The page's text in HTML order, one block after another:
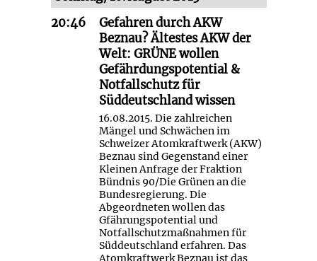
20:46
Gefahren durch AKW
Beznau? Ältestes AKW der
Welt: GRÜNE wollen
Gefährdungspotential &
Notfallschutz für
Süddeutschland wissen
16.08.2015. Die zahlreichen
Mängel und Schwächen im
Schweizer Atomkraftwerk (AKW)
Beznau sind Gegenstand einer
Kleinen Anfrage der Fraktion
Bündnis 90/Die Grünen an die
Bundesregierung. Die
Abgeordneten wollen das
Gfährungspotential und
Notfallschutzmaßnahmen für
Süddeutschland erfahren. Das
Atomkraftwerk Beznau ist das